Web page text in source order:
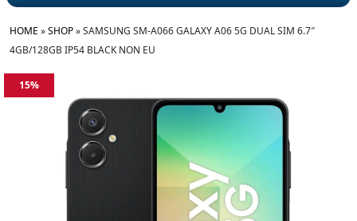
HOME »SHOP»SAMSUNG SM-A066 GALAXY A06 5G DUAL SIM 6.7″
4GB/128GB IP54 BLACK NON EU
15%